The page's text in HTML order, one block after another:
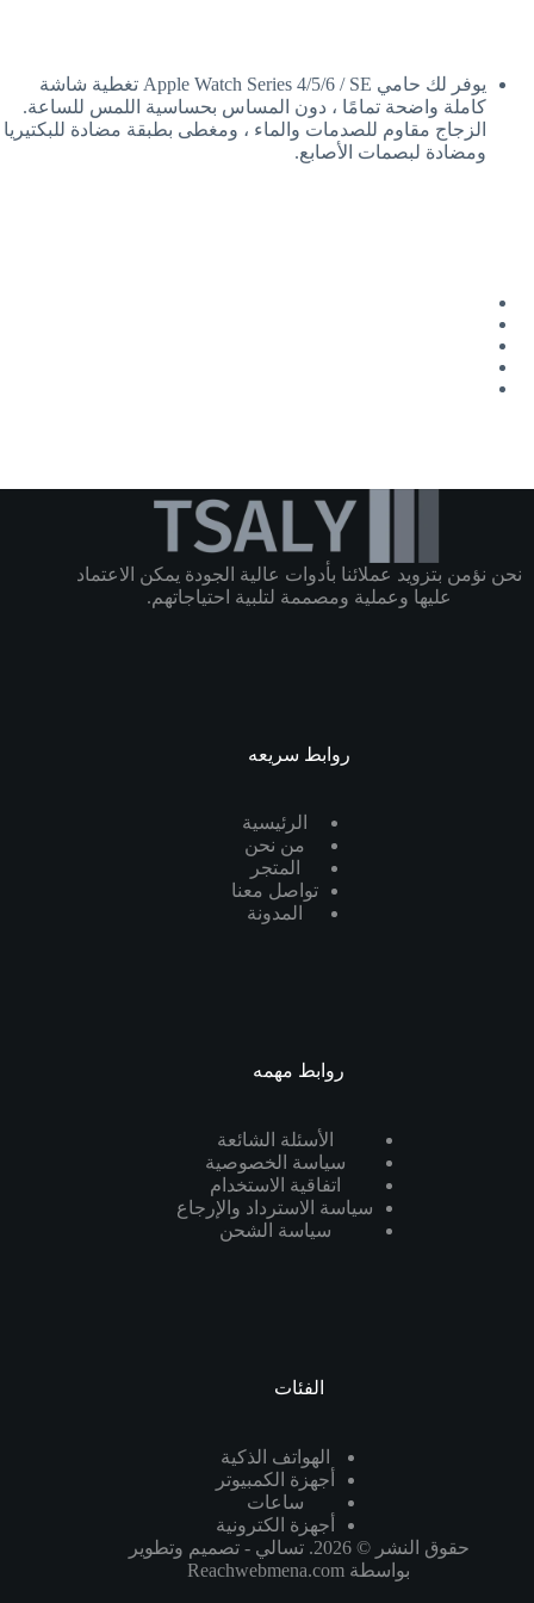
يوفر لك حامي Apple Watch Series 4/5/6 / SE تغطية شاشة
كاملة واضحة تمامًا ، دون المساس بحساسية اللمس للساعة.
الزجاج مقاوم للصدمات والماء ، ومغطى بطبقة مضادة للبكتيريا
ومضادة لبصمات الأصابع.
نحن نؤمن بتزويد عملائنا بأدوات عالية الجودة يمكن الاعتماد
عليها وعملية ومصممة لتلبية احتياجاتهم.
روابط سريعه
الرئيسية
من نحن
المتجر
تواصل معنا
المدونة
روابط مهمه
الأسئلة الشائعة
سياسة الخصوصية
اتفاقية الاستخدام
سياسة الاسترداد والإرجاع
سياسة الشحن
الفئات
الهواتف الذكية
أجهزة الكمبيوتر
ساعات
أجهزة الكترونية
حقوق النشر © 2026. تسالي - تصميم وتطوير
بواسطة Reachwebmena.com